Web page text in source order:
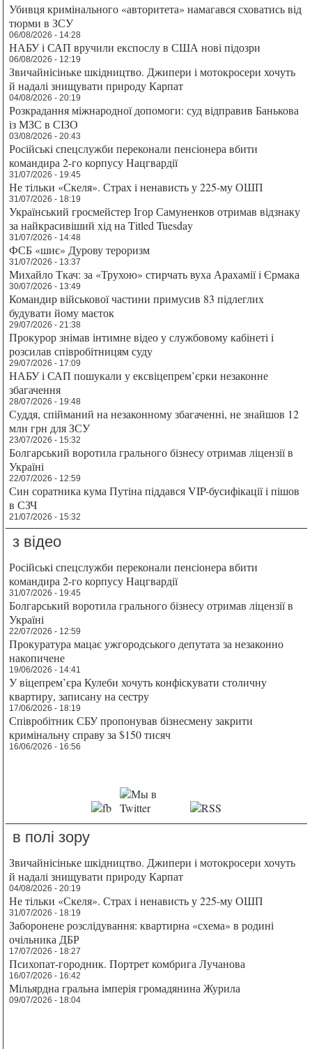
Убивця кримінального «авторитета» намагався сховатись від
тюрми в ЗСУ
06/08/2026 - 14:28
НАБУ і САП вручили експослу в США нові підозри
06/08/2026 - 12:19
Звичайнісіньке шкідництво. Джипери і мотокросери хочуть
й надалі знищувати природу Карпат
04/08/2026 - 20:19
Розкрадання міжнародної допомоги: суд відправив Банькова
із МЗС в СІЗО
03/08/2026 - 20:43
Російські спецслужби переконали пенсіонера вбити
командира 2-го корпусу Нацгвардії
31/07/2026 - 19:45
Не тільки «Скеля». Страх і ненависть у 225-му ОШП
31/07/2026 - 18:19
Український гросмейстер Ігор Самуненков отримав відзнаку
за найкрасивіший хід на Titled Tuesday
31/07/2026 - 14:48
ФСБ «шиє» Дурову тероризм
31/07/2026 - 13:37
Михайло Ткач: за «Трухою» стирчать вуха Арахамії і Єрмака
30/07/2026 - 13:49
Командир військової частини примусив 83 підлеглих
будувати йому маєток
29/07/2026 - 21:38
Прокурор знімав інтимне відео у службовому кабінеті і
розсилав співробітницям суду
29/07/2026 - 17:09
НАБУ і САП пошукали у ексвіцепрем’єрки незаконне
збагачення
28/07/2026 - 19:48
Суддя, спійманий на незаконному збагаченні, не знайшов 12
млн грн для ЗСУ
23/07/2026 - 15:32
Болгарський воротила грального бізнесу отримав ліцензії в
Україні
22/07/2026 - 12:59
Син соратника кума Путіна піддався VIP-бусифікації і пішов
в СЗЧ
21/07/2026 - 15:32
з відео
Російські спецслужби переконали пенсіонера вбити
командира 2-го корпусу Нацгвардії
31/07/2026 - 19:45
Болгарський воротила грального бізнесу отримав ліцензії в
Україні
22/07/2026 - 12:59
Прокуратура мацає ужгородського депутата за незаконно
накопичене
19/06/2026 - 14:41
У віцепрем’єра Кулеби хочуть конфіскувати столичну
квартиру, записану на сестру
17/06/2026 - 18:19
Співробітник СБУ пропонував бізнесмену закрити
кримінальну справу за $150 тисяч
16/06/2026 - 16:56
в полі зору
Звичайнісіньке шкідництво. Джипери і мотокросери хочуть
й надалі знищувати природу Карпат
04/08/2026 - 20:19
Не тільки «Скеля». Страх і ненависть у 225-му ОШП
31/07/2026 - 18:19
Заборонене розслідування: квартирна «схема» в родині
очільника ДБР
17/07/2026 - 18:27
Психопат-городник. Портрет комбрига Лучанова
16/07/2026 - 16:42
Мільярдна гральна імперія громадянина Журила
09/07/2026 - 18:04